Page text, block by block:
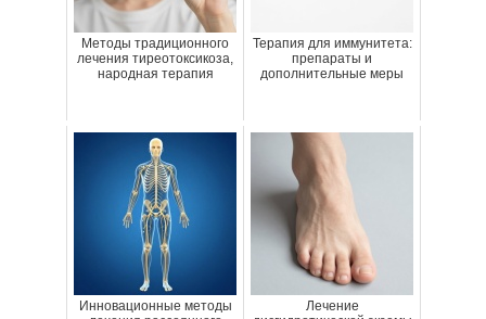
Методы традиционного
лечения тиреотоксикоза,
народная терапия
Терапия для иммунитета:
препараты и
дополнительные меры
Инновационные методы
Лечение